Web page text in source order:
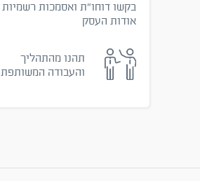
בקשו דוחו״ת ואסמכות רשמיות
אודות העסק
תהנו מהתהליך
והעבודה המשותפת